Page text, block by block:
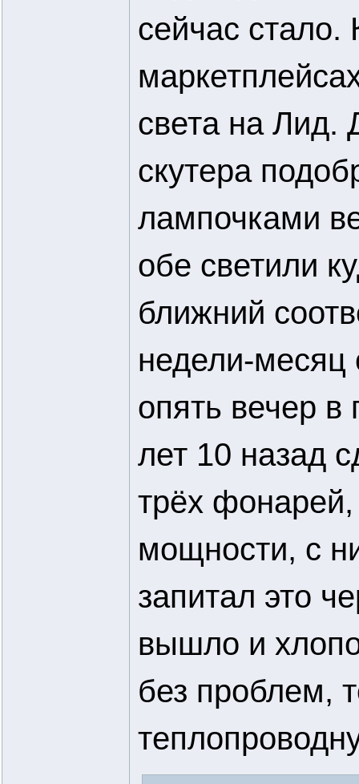
сейчас стало.
света на Лид.
скутера
лампочками
обе светили
ближний
недели-месяц
опять вечер в
лет 10 назад
трёх
мощности, с
запитал это
вышло и
без проблем,